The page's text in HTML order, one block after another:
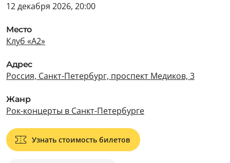
12 декабря 2026, 20:00
Место
Клуб «А2»
Адрес
Россия, Санкт-Петербург, проспект Медиков, 3
Жанр
Рок-концерты в Санкт-Петербурге
Узнать стоимость билетов